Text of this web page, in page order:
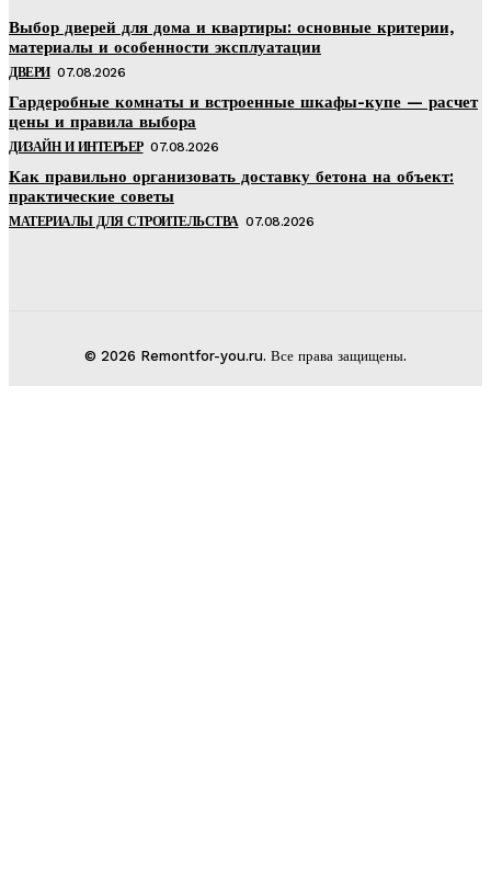
Выбор дверей для дома и квартиры: основные критерии,
материалы и особенности эксплуатации
ДВЕРИ 07.08.2026
Гардеробные комнаты и встроенные шкафы-купе — расчет
цены и правила выбора
ДИЗАЙН И ИНТЕРЬЕР 07.08.2026
Как правильно организовать доставку бетона на объект:
практические советы
МАТЕРИАЛЫ ДЛЯ СТРОИТЕЛЬСТВА 07.08.2026
© 2026 Remontfor-you.ru. Все права защищены.